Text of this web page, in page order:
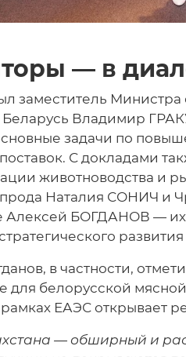
— в
заместитель Министра
Владимир
задачи по
С докладами
животноводства и
Наталия СОНИЧ и
Алексей БОГДАНОВ —
в частности,
для белорусской
рамках ЕАЭС открывает
— обширный и